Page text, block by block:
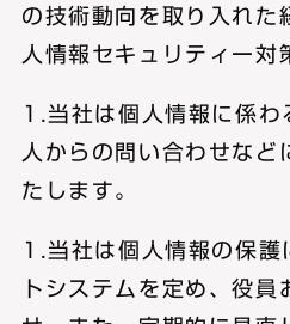
の技術動向を取り入れた
人情報セキュリティー対
1.当社は個人情報に係わ
人からの問い合わせなど
たします。
1.当社は個人情報の保護
トシステムを定め、役員